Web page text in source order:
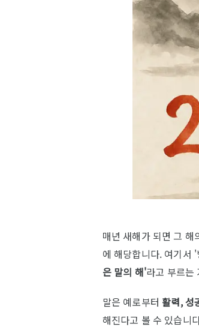
매년 새해가 되면 그
에 해당합니다. 여기서
은 말의 해'라고 부르는
말은 예로부터 활력, 성
해진다고 볼 수 있습니